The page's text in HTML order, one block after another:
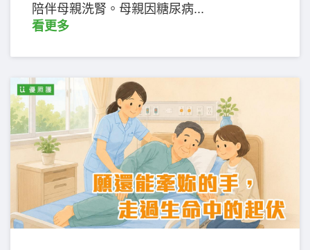
陪伴母親洗腎。母親因糖尿病...
看更多